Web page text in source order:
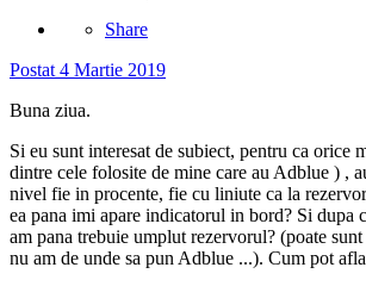
Share
Postat 4 Martie 2019
Buna ziua.
Si eu sunt interesat de subiect, pentru ca orice
dintre cele folosite de mine care au Adblue ) ,
nivel fie in procente, fie cu liniute ca la
ea pana imi apare indicatorul in bord? Si dupa
am pana trebuie umplut rezervorul? (poate
nu am de unde sa pun Adblue ...). Cum pot